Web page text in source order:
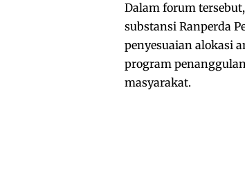
Dalam forum
substansi Ranperda
penyesuaian alokasi
program
masyarakat.